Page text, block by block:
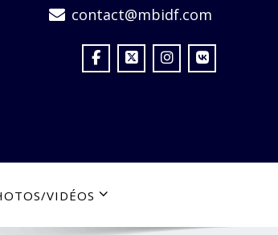
contact@mbidf.com
VIDÉOS